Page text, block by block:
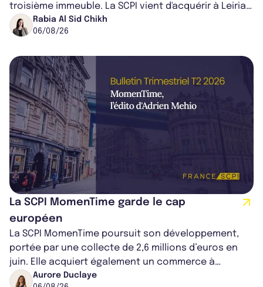
troisième immeuble. La SCPI vient d'acquérir à Leiria,
dans le centre du pays, un établis...
Rabia Al Sid Chikh
06/08/26
La SCPI MomenTime garde le cap
européen
La SCPI MomenTime poursuit son développement,
portée par une collecte de 2,6 millions d’euros en
juin. Elle acquiert également un commerce à
Worcester, place une plateforme logisti...
Aurore Duclaye